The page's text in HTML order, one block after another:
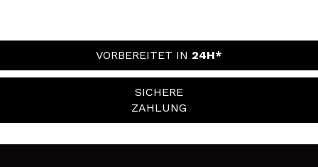
VORBEREITET IN 24H*
SICHERE
ZAHLUNG